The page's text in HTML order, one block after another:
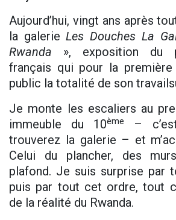
Aujourd’hui, vingt ans après
la galerieLes Douches La
Rwanda », exposition du
français qui pour la
public la totalité de son
Je monte les escaliers au
immeuble du 10ème
–
trouverez la galerie – et
Celui du plancher, des
plafond. Je suis surprise par
puis par tout cet ordre, tout
de la réalité du Rwanda.